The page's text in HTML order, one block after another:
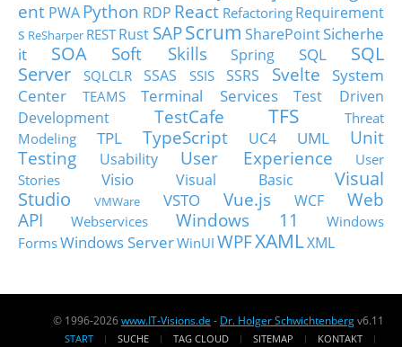
ent PWA Python RDP React Refactoring Requirement
s ReSharper RESTRust SAPScrum SharePointSicherhe
it
SOA Soft Skills Spring SQL
SQL
Server
SQLCLR SSAS SSIS SSRS Svelte
System
Center
TEAMS Terminal Services
Test Driven
Development
TestCafe TFS
Threat
Modeling
TPL TypeScript UC4 UML
Unit
Testing
Usability User Experience
User
Stories
Visio Visual Basic
Visual
Studio
VMWare VSTO Vue.js WCF
Web
API
Webservices Windows 11
Windows
FormsWindows ServerWinUI WPFXAMLXML
© 1996-2026www.IT-Visions.de - Dr. Holger Schwichtenbergv6.11
START SUCHE TAG CLOUD SITEMAP
KONTAKT